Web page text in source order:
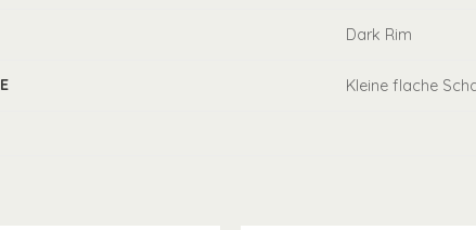
Dark Rim
Kleine flache